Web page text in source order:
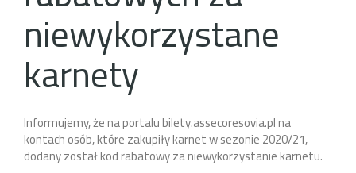
niewykorzystane
karnety
Informujemy, że na portalu bilety.assecoresovia.pl na
kontach osób, które zakupiły karnet w sezonie 2020/21,
dodany został kod rabatowy za niewykorzystanie karnetu.